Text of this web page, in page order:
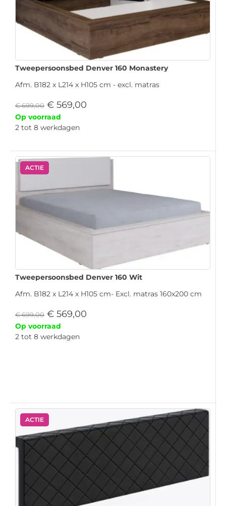
Tweepersoonsbed Denver 160 Monastery
Afm. B182 x L214 x H105 cm - excl. matras
€699,00 € 569,00
Op voorraad
2 tot 8 werkdagen
ACTIE
Tweepersoonsbed Denver 160 Wit
Afm. B182 x L214 x H105 cm- Excl. matras 160x200 cm
€699,00 € 569,00
Op voorraad
2 tot 8 werkdagen
ACTIE